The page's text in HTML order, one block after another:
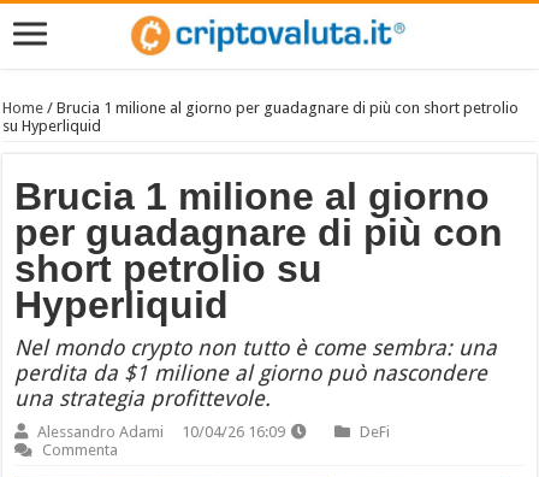
Home /Brucia 1 milione al giorno per guadagnare di più con short petrolio
su Hyperliquid
Brucia 1 milione al giorno
per guadagnare di più con
short petrolio su
Hyperliquid
Nel mondo crypto non tutto è come sembra: una
perdita da $1 milione al giorno può nascondere
una strategia profittevole.
Alessandro Adami 10/04/26 16:09
DeFi
Commenta